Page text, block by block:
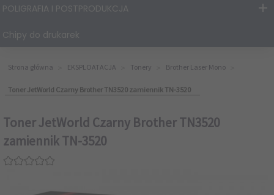
POLIGRAFIA I POSTPRODUKCJA
Chipy do drukarek
Strona główna EKSPLOATACJA Tonery Brother Laser Mono
Toner JetWorld Czarny Brother TN3520 zamiennik TN-3520
Toner JetWorld Czarny Brother TN3520
zamiennik TN-3520